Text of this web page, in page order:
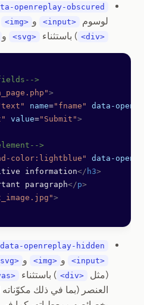
openreplay-obscured
لوسوم
<input> و <img>
<div> ) باستثناء <svg> و
>
>
name="fname"
data-
value="Submit">
>
color:lightblue"
data-
information</ h3>
paragraph</p>
>
data-openreplay-hidden
<input> و <img> و
(مثل
<div> ) باستثناء
العنصر (بما في ذلك مكوّناته